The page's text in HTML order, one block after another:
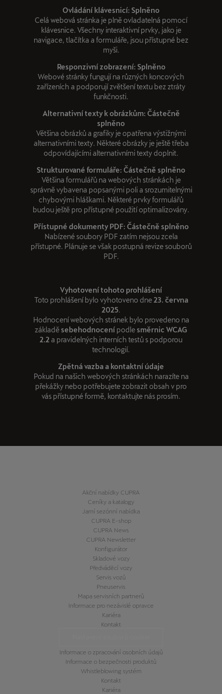
Ovládání klávesnicí: Splněno
Celá webová stránka je plně ovladatelná pomocí
klávesnice. Všechny interaktivní prvky, jako je
navigace, tlačítka a formuláře, jsou přístupné bez
myši.
Responzivní zobrazení: Splněno
Webové stránky fungují na různých koncových
zařízeních a podporují zvětšení textu bez ztráty
funkčnosti.
Alternativní texty k obrázkům: Částečně
splněno
Většina obrázků a grafiky je opatřena výstižnými
alternativními texty. Některé obrázky je ještě třeba
odpovídajícími alternativními texty doplnit.
Strukturované formuláře: Částečně splněno
Většina formulářů na webových stránkách je
správně vybavena popsanými poli a srozumitelnými
chybovými hláškami. Některé prvky formulářů
budou ještě pro přístupné použití optimalizovány.
Přístupné dokumenty PDF: Částečně splněno
Nabízené soubory PDF zatím nejsou zcela
přístupné. Plánuje se však postupná revize souborů
PDF.
Vyhotovení tohoto prohlášení
Toto prohlášení bylo vyhotoveno dne 23. června
2025.
Hodnocení webových stránek bylo provedeno na
základěsebehodnocení podlesměrnic WCAG
2.2 a pravidelných interních testů s podporou
technologií.
Zpětná vazba a kontaktní údaje
Pokud na našich webových stránkách narazíte na
překážky nebo potřebujete zobrazit obsah v pro
vás přístupné formě, kontaktujte nás prosím.
Akční nabídky CUPRA
Ceníky a katalogy
Jarní sezónní nabídka
CUPRA E-shop
CUPRA News
CUPRA Newsletter
Konfigurátor
Skladové vozy
Předváděcí vozy
Servis vozů
Pneuservis
Mapa servisních partnerů
Informace pro nezávislé opravce
Kariéra
Kontakt
Informace o zpracování osobních údajů
Informace o bezpečnosti produktů
Whistleblowing systém
Kontakt
Kariéra